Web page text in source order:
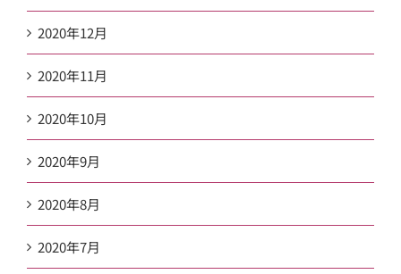
2020年12月
2020年11月
2020年10月
2020年9月
2020年8月
2020年7月